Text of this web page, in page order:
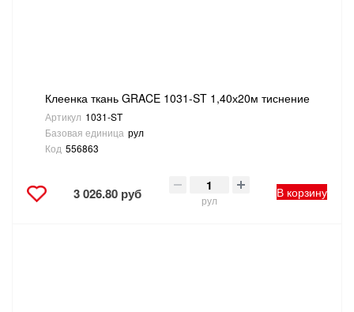
Клеенка ткань GRACE 1031-ST 1,40х20м тиснение
Артикул 1031-ST
Базовая единица рул
Код 556863
3 026.80 руб рул
В корзину